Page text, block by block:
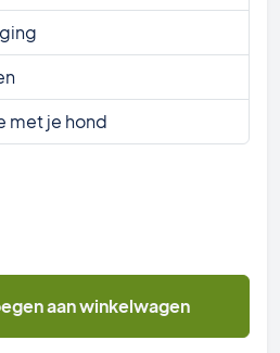
met je hond
aan winkelwagen